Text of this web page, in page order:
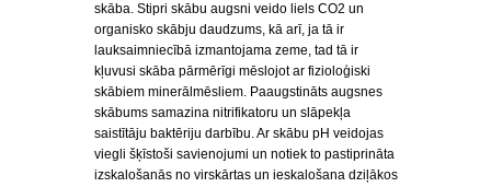
skāba. Stipri skābu augsni veido liels CO2 un
organisko skābju daudzums, kā arī, ja tā ir
lauksaimniecībā izmantojama zeme, tad tā ir
kļuvusi skāba pārmērīgi mēslojot ar fizioloģiski
skābiem minerālmēsliem. Paaugstināts augsnes
skābums samazina nitrifikatoru un slāpekļa
saistītāju baktēriju darbību. Ar skābu pH veidojas
viegli šķīstoši savienojumi un notiek to pastiprināta
izskalošanās no virskārtas un ieskalošana dziļākos